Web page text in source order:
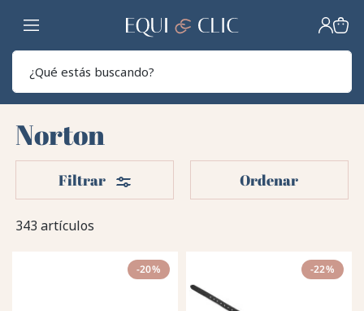
Hogar
Norton
343 artículos
Filtrar Filtros Ordenar
-20% -22%